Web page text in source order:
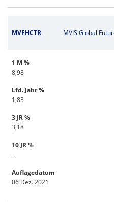
MVFHCTR MVIS Global
1 M %
8,98
Lfd. Jahr %
1,83
3 JR %
3,18
10 JR %
--
Auflagedatum
06 Dez. 2021